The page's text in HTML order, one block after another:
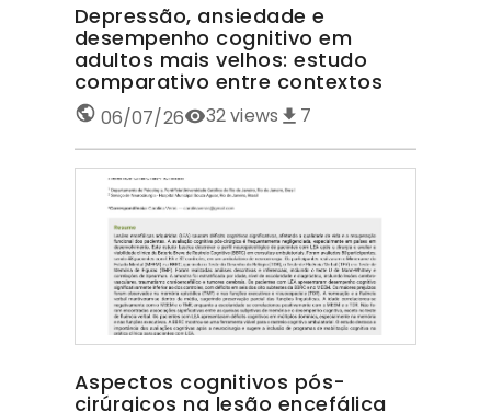
Depressão, ansiedade e
desempenho cognitivo em
adultos mais velhos: estudo
comparativo entre contextos
06/07/26 32views 7
Aspectos cognitivos pós-
cirúrgicos na lesão encefálica